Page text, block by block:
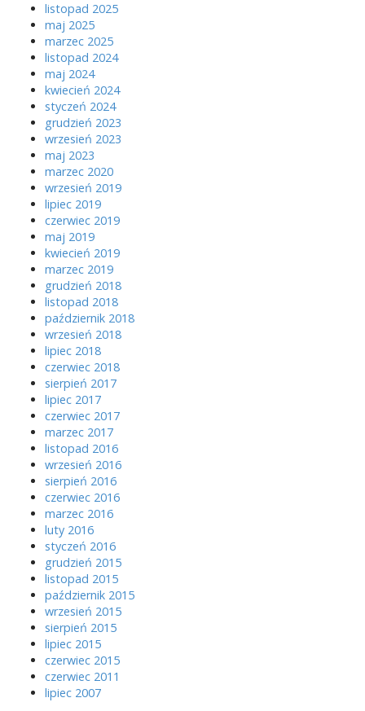
listopad 2025
maj 2025
marzec 2025
listopad 2024
maj 2024
kwiecień 2024
styczeń 2024
grudzień 2023
wrzesień 2023
maj 2023
marzec 2020
wrzesień 2019
lipiec 2019
czerwiec 2019
maj 2019
kwiecień 2019
marzec 2019
grudzień 2018
listopad 2018
październik 2018
wrzesień 2018
lipiec 2018
czerwiec 2018
sierpień 2017
lipiec 2017
czerwiec 2017
marzec 2017
listopad 2016
wrzesień 2016
sierpień 2016
czerwiec 2016
marzec 2016
luty 2016
styczeń 2016
grudzień 2015
listopad 2015
październik 2015
wrzesień 2015
sierpień 2015
lipiec 2015
czerwiec 2015
czerwiec 2011
lipiec 2007